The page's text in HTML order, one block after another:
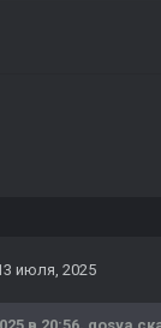
июля, 2025